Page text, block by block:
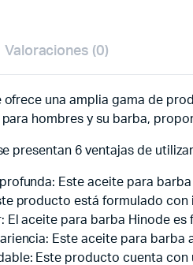
Valoraciones (0)
ofrece una amplia gama de
hombres y su barba,
presentan 6 ventajas de
Este aceite para
producto está formulado con
El aceite para barba Hinode
Este aceite para barba
Este producto cuenta con